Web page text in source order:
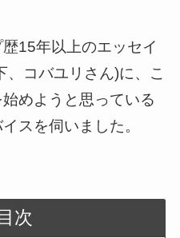
15年以上のエッセイ
、コバユリさん)に、こ
めようと思っている
スを伺いました。
目次